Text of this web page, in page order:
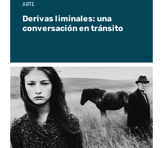
Derivas liminales: una
conversación en tránsito
ARTE